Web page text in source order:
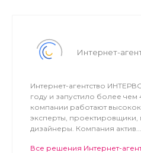
Интернет-
Интернет-агентство
году и запустило более чем
компании работают
эксперты, проектировщики,
дизайнеры. Компания актив...
Все решения Интернет-